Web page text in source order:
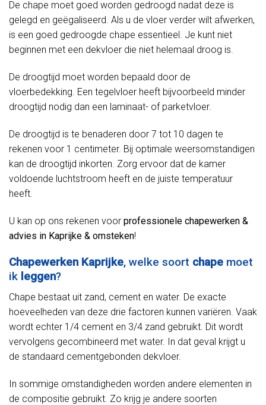
De chape moet goed worden gedroogd nadat deze is
gelegd en geëgaliseerd. Als u de vloer verder wilt afwerken,
is een goed gedroogde chape essentieel. Je kunt niet
beginnen met een dekvloer die niet helemaal droog is.
De droogtijd moet worden bepaald door de
vloerbedekking. Een tegelvloer heeft bijvoorbeeld minder
droogtijd nodig dan een laminaat- of parketvloer.
De droogtijd is te benaderen door 7 tot 10 dagen te
rekenen voor 1 centimeter. Bij optimale weersomstandigen
kan de droogtijd inkorten. Zorg ervoor dat de kamer
voldoende luchtstroom heeft en de juiste temperatuur
heeft.
U kan op ons rekenen voor professionele chapewerken &
advies in Kaprijke & omsteken!
Chapewerken Kaprijke, welke soort chape moet
ik leggen?
Chape bestaat uit zand, cement en water. De exacte
hoeveelheden van deze drie factoren kunnen variëren. Vaak
wordt echter 1/4 cement en 3/4 zand gebruikt. Dit wordt
vervolgens gecombineerd met water. In dat geval krijgt u
de standaard cementgebonden dekvloer.
In sommige omstandigheden worden andere elementen in
de compositie gebruikt. Zo krijg je andere soorten